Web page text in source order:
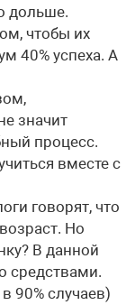
дольше.
чтобы их
40% успеха. А
значит
процесс.
вместе с
говорят, что
Но
В данной
средствами.
90% случаев)